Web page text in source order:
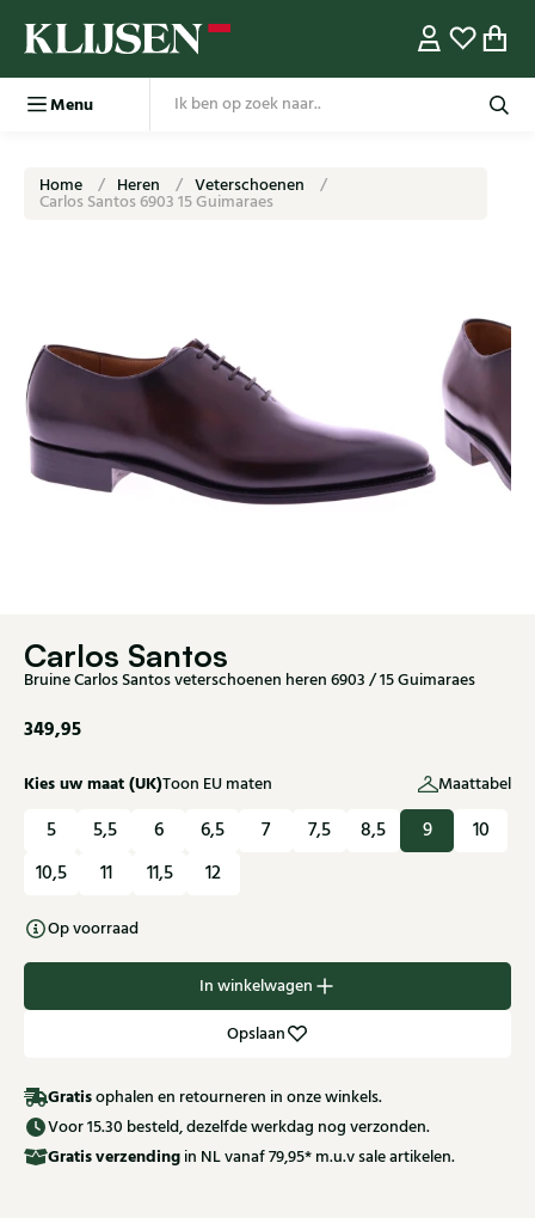
Menu
Home Heren Veterschoenen
Carlos Santos 6903 15 Guimaraes
Carlos Santos
Bruine Carlos Santos veterschoenen heren 6903 / 15 Guimaraes
349,95
Kies uw maat (UK)Toon EU maten Maattabel
5 5,5 6 6,5 7 7,5 8,5 9
10
10,5
11 11,5 12
Op voorraad
In winkelwagen
Opslaan
Gratisophalen en retourneren in onze winkels.
Voor 15.30 besteld, dezelfde werkdag nog verzonden.
Gratisverzending in NL vanaf 79,95* m.u.v sale artikelen.